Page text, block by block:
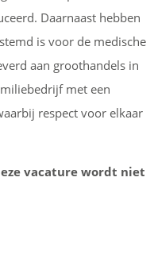
Daarnaast hebben
is voor de medische
aan groothandels in
met een
respect voor elkaar
vacature wordt niet